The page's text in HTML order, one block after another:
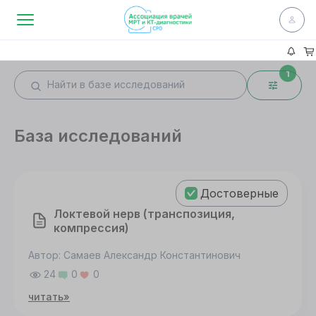
1
База исследований
Достоверные
Локтевой нерв (транспозиция,
компрессия)
Автор: Самаев Александр Константинович
24
0
0
читать»